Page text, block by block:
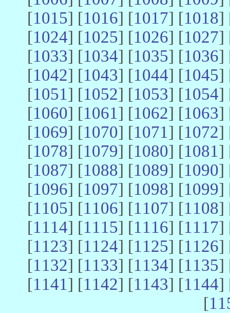
[1015] [1016] [1017] [1018]
[1024] [1025] [1026] [1027]
[1033] [1034] [1035] [1036]
[1042] [1043] [1044] [1045]
[1051] [1052] [1053] [1054]
[1060] [1061] [1062] [1063]
[1069] [1070] [1071] [1072]
[1078] [1079] [1080] [1081]
[1087] [1088] [1089] [1090]
[1096] [1097] [1098] [1099]
[1105] [1106] [1107] [1108]
[1114] [1115] [1116] [1117]
[1123] [1124] [1125] [1126]
[1132] [1133] [1134] [1135]
[1141] [1142] [1143] [1144]
[